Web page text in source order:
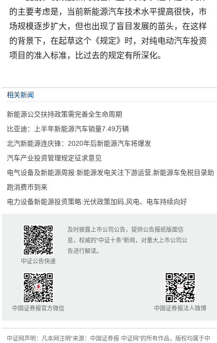
的主要考虑是，当前新能源汽车技术水平提高很快，市
场规模逐步扩大，但也出现了盲目发展的苗头，在这样
的背景下，在起草这个《规定》时，对纯电动汽车投资
项目的准入标准，比过去的规定有所深化。
相关新闻
新能源公交扶持政策需完善全生命周期
比亚迪：上半年新能源汽车销量7.49万辆
北汽新能源连庆锋：2020年后新能源汽车将爆发
汽车产业投资管理规定征求意见
电气设备及新能源周报:新能源发电关注下游运营,新能源车免税目录助
跑消费市到来
电力设备新能源投资策略:光伏政策加码,风电、电车持续向好
中证公告快递
及时披露上市公司公告，提供公告报纸版面信
息，权威的“中证十条”新闻，对重大上市公司公
告进行解读。
中国证券报官方微信 中国证券报法人微博
中证网声明：凡本网注明“来源：中国证券报·中证网”的所有作品，版权均属于中